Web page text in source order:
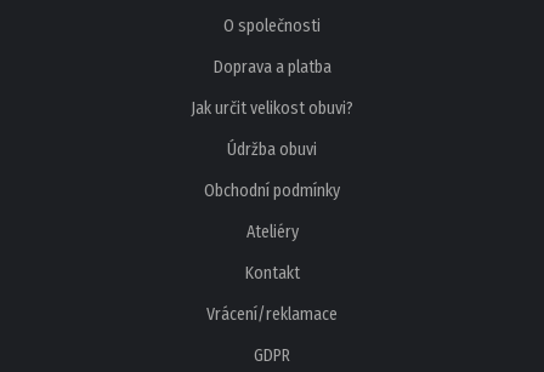
O společnosti
Doprava a platba
Jak určit velikost obuvi?
Údržba obuvi
Obchodní podmínky
Ateliéry
Kontakt
Vrácení/reklamace
GDPR